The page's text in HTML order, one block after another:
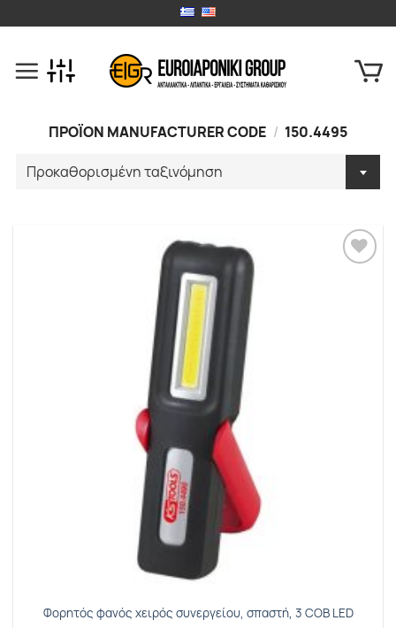
to
ΠΡΟΪΟΝ MANUFACTURER CODE / 150.4495
Φορητός φανός χειρός συνεργείου, σπαστή, 3 COB LED